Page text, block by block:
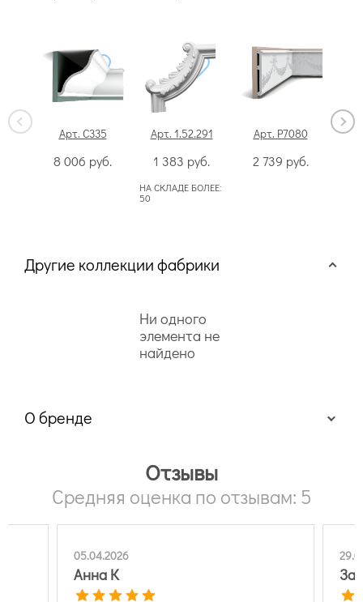
Арт. C335
8 006 руб.
Арт. 1.52.291
1 383 руб.
НА СКЛАДЕ БОЛЕЕ:
50
Арт. P7080
2 739 руб.
Другие коллекции фабрики
Ни одного
элемента не
найдено
О бренде
Отзывы
Средняя оценка по отзывам: 5
05.04.2026
Анна К